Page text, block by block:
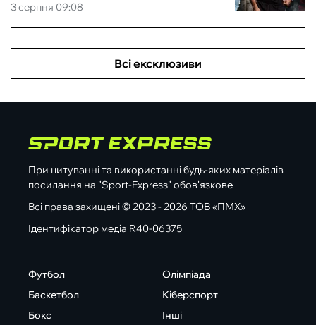
3 серпня 09:08
Всі ексклюзиви
При цитуванні та використанні будь-яких матеріалів
посилання на "Sport-Express" обов'язкове
Всі права захищені © 2023 - 2026 ТОВ «ПМХ»
Ідентифікатор медіа R40-06375
Футбол
Баскетбол
Бокс
Олімпіада
Кіберспорт
Інші